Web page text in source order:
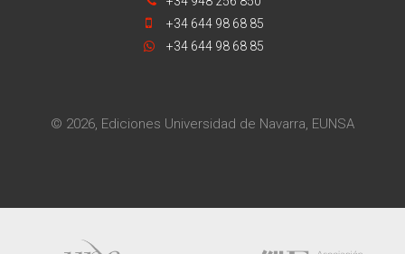
+34 644 98 68 85
+34 644 98 68 85
© 2026, Ediciones Universidad de Navarra, EUNSA